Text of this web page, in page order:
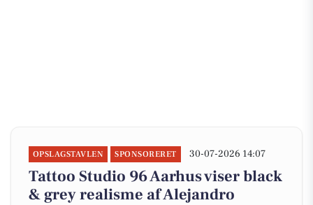
OPSLAGSTAVLEN SPONSORERET 30-07-2026 14:07
Tattoo Studio 96 Aarhus viser black
& grey realisme af Alejandro